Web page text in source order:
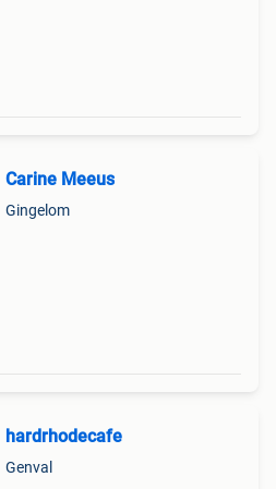
Carine Meeus
Gingelom
hardrhodecafe
Genval